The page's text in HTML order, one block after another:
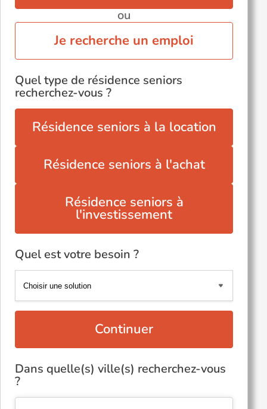
ou
Je recherche un emploi
Quel type de résidence seniors
recherchez-vous ?
Résidence seniors à la location
Résidence seniors à l'achat
Résidence seniors à
l'investissement
Quel est votre besoin ?
Continuer
Dans quelle(s) ville(s) recherchez-vous
?